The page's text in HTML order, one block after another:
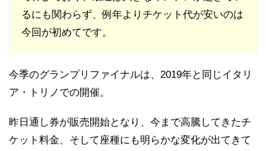
るにも関わらず、例年よりチケット代が安いのは
今回が初めてです。
今季のグランプリファイナルは、2019年と同じイタリ
ア・トリノでの開催。
昨日通し券が販売開始となり、今まで高騰してきたチ
ケット料金、そして座種にも明らかな変化が出てきて